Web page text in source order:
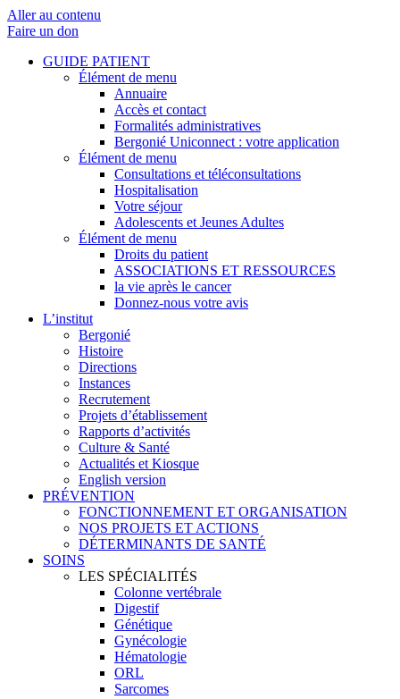
Aller au contenu
Faire un don
GUIDE PATIENT
Élément de menu
Annuaire
Accès et contact
Formalités administratives
Bergonié Uniconnect : votre application
Élément de menu
Consultations et téléconsultations
Hospitalisation
Votre séjour
Adolescents et Jeunes Adultes
Élément de menu
Droits du patient
ASSOCIATIONS ET RESSOURCES
la vie après le cancer
Donnez-nous votre avis
L’institut
Bergonié
Histoire
Directions
Instances
Recrutement
Projets d’établissement
Rapports d’activités
Culture & Santé
Actualités et Kiosque
English version
PRÉVENTION
FONCTIONNEMENT ET ORGANISATION
NOS PROJETS ET ACTIONS
DÉTERMINANTS DE SANTÉ
SOINS
LES SPÉCIALITÉS
Colonne vertébrale
Digestif
Génétique
Gynécologie
Hématologie
ORL
Sarcomes